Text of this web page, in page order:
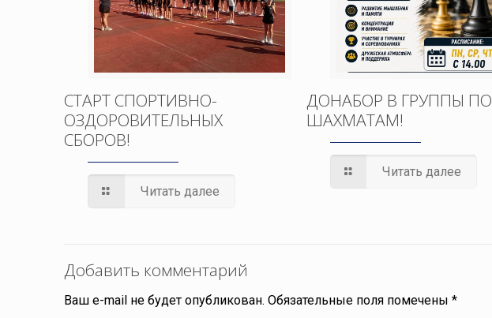
СТАРТ СПОРТИВНО-
ОЗДОРОВИТЕЛЬНЫХ
СБОРОВ!
Читать далее
ДОНАБОР В ГРУППЫ ПО
ШАХМАТАМ!
Читать далее
Добавить комментарий
Ваш e-mail не будет опубликован. Обязательные поля помечены*